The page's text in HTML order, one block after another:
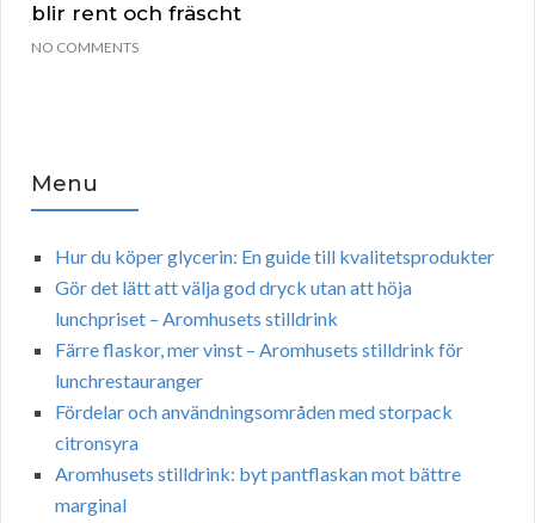
blir rent och fräscht
NO COMMENTS
Menu
Hur du köper glycerin: En guide till kvalitetsprodukter
Gör det lätt att välja god dryck utan att höja
lunchpriset – Aromhusets stilldrink
Färre flaskor, mer vinst – Aromhusets stilldrink för
lunchrestauranger
Fördelar och användningsområden med storpack
citronsyra
Aromhusets stilldrink: byt pantflaskan mot bättre
marginal